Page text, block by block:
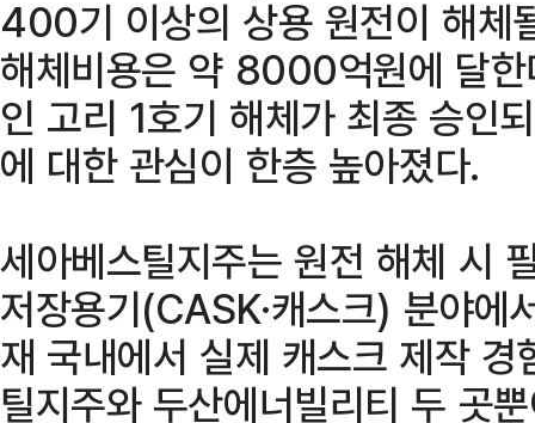
400기 이상의 상용 원전이 해체
해체비용은 약 8000억원에 달
인 고리 1호기 해체가 최종 승인
에 대한 관심이 한층 높아졌다.
세아베스틸지주는 원전 해체 시
저장용기(CASK·캐스크) 분야에
재 국내에서 실제 캐스크 제작
틸지주와 두산에너빌리티 두 곳